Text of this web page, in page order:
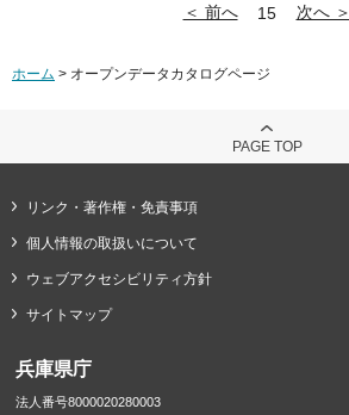
＜ 前へ 15 次へ ＞
ホーム > オープンデータカタログページ
PAGE TOP
リンク・著作権・免責事項
個人情報の取扱いについて
ウェブアクセシビリティ方針
サイトマップ
兵庫県庁
法人番号8000020280003